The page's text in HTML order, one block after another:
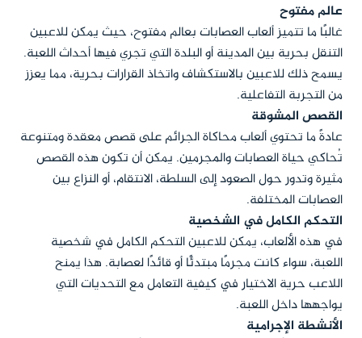
عالم مفتوح
غالبًا ما تتميز ألعاب العصابات بعالم مفتوح، حيث يمكن للاعبين
التنقل بحرية بين المدينة أو البلدة التي تجري فيها أحداث اللعبة.
يسمح ذلك للاعبين بالاستكشاف واتخاذ القرارات بحرية، مما يعزز
من التجربة التفاعلية.
القصص المشوقة
عادةً ما تحتوي ألعاب محاكاة الجرائم على قصص معقدة ومتنوعة
تُحاكي حياة العصابات والمجرمين. يمكن أن تكون هذه القصص
مثيرة وتدور حول الصعود إلى السلطة، الانتقام، أو النزاع بين
العصابات المختلفة.
التحكم الكامل في الشخصية
في هذه الألعاب، يمكن للاعبين التحكم الكامل في شخصية
اللعبة، سواء كانت مجرمًا مبتدئًا أو قائدًا لعصابة. هذا يمنح
اللاعب حرية الاختيار في كيفية التعامل مع التحديات التي
يواجهها داخل اللعبة.
الأنشطة الإجرامية